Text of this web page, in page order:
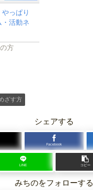
やっぱり
・活動ネ
方
ざす方
シェアする
Facebook
LINE コピー
みちのをフォローする